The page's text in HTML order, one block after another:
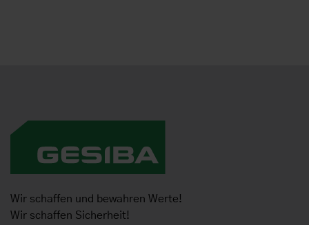
Wir schaffen und bewahren Werte!
Wir schaffen Sicherheit!